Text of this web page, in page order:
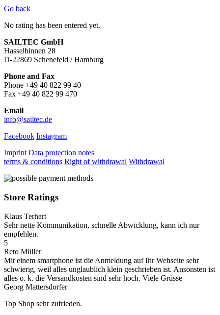
Go back
No rating has been entered yet.
SAILTEC GmbH
Hasselbinnen 28
D-22869 Schenefeld / Hamburg
Phone and Fax
Phone +49 40 822 99 40
Fax +49 40 822 99 470
Email
info@sailtec.de
Facebook Instagram
Imprint Data protection notes
terms & conditions Right of withdrawal Withdrawal
Store Ratings
Klaus Terhart
Sehr nette Kommunikation, schnelle Abwicklung, kann ich nur
empfehlen.
5
Reto Müller
Mit einem smartphone ist die Anmeldung auf Ihr Webseite sehr
schwierig, weil alles unglaublich klein geschrieben ist. Ansonsten ist
alles o. k. die Versandkosten sind sehr hoch. Viele Grüsse
Georg Mattersdorfer
Top Shop sehr zufrieden.